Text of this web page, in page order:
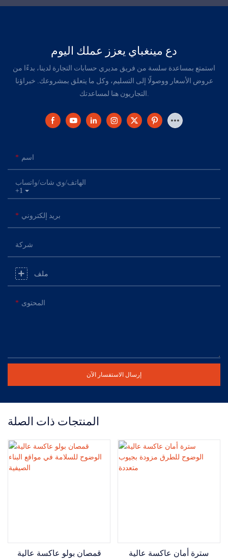
دع مينغباي يعزز عملك اليوم
استمتع بمساعدة سلسة من فريق مديري حسابات التجارة لدينا، بدءًا من
عروض الأسعار ووصولًا إلى التسليم، وكل ما يتعلق بمشروعك. خبراؤنا
اسم
+1
الهاتف/وي شات/واتساب
بريد إلكتروني
شركة
ملف
المحتوى
إرسال الاستفسار الآن
المنتجات ذات الصلة
قمصان بولو عاكسة عالية سترة أمان عاكسة عالية